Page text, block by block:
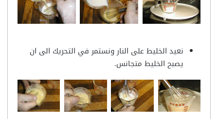
نعيد الخليط على النار ونستمر في التحريك الى ان
يصبح الخليط متجانس.